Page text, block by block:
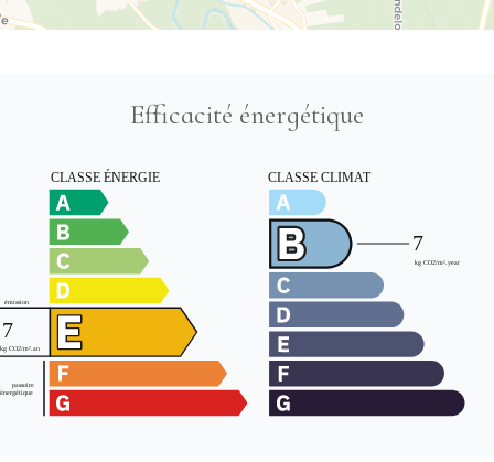
Efficacité énergétique